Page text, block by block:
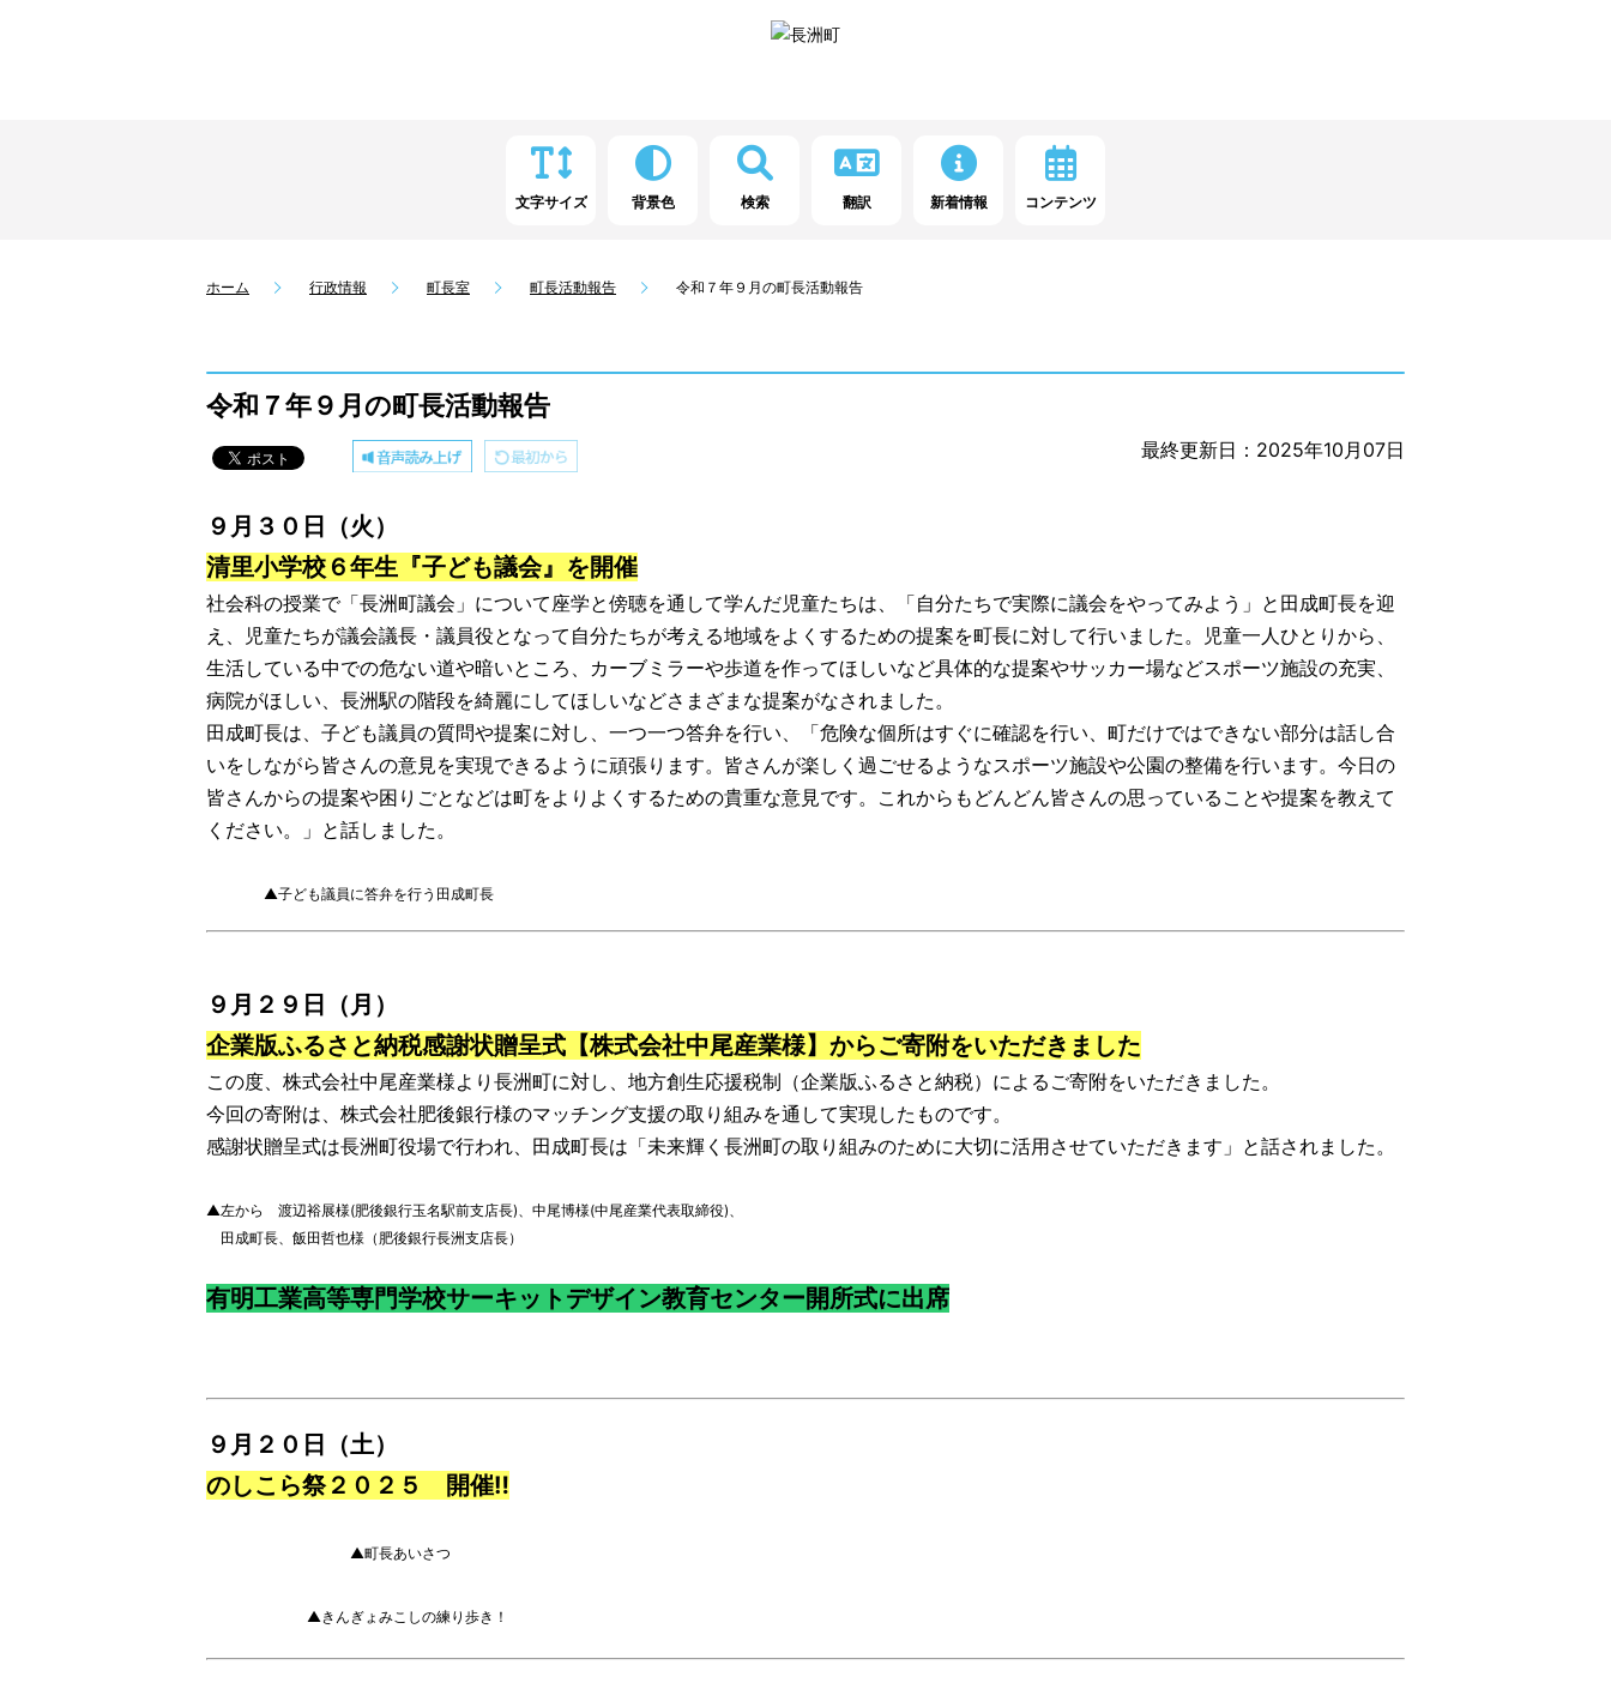
文字サイズ 背景色 検索 翻訳 新着情報 コンテンツ
ホーム 行政情報 町長室 町長活動報告 令和７年９月の町長活動報告
令和７年９月の町長活動報告
最終更新日：2025年10月07日
９月３０日（火）
清里小学校６年生『子ども議会』を開催
社会科の授業で「長洲町議会」について座学と傍聴を通して学んだ児童たちは、「自分たちで実際に議会をやってみよう」と田成町長を迎
え、児童たちが議会議長・議員役となって自分たちが考える地域をよくするための提案を町長に対して行いました。児童一人ひとりから、
生活している中での危ない道や暗いところ、カーブミラーや歩道を作ってほしいなど具体的な提案やサッカー場などスポーツ施設の充実、
病院がほしい、長洲駅の階段を綺麗にしてほしいなどさまざまな提案がなされました。
田成町長は、子ども議員の質問や提案に対し、一つ一つ答弁を行い、「危険な個所はすぐに確認を行い、町だけではできない部分は話し合
いをしながら皆さんの意見を実現できるように頑張ります。皆さんが楽しく過ごせるようなスポーツ施設や公園の整備を行います。今日の
皆さんからの提案や困りごとなどは町をよりよくするための貴重な意見です。これからもどんどん皆さんの思っていることや提案を教えて
ください。」と話しました。
▲子ども議員に答弁を行う田成町長
９月２９日（月）
企業版ふるさと納税感謝状贈呈式【株式会社中尾産業様】からご寄附をいただきました
この度、株式会社中尾産業様より長洲町に対し、地方創生応援税制（企業版ふるさと納税）によるご寄附をいただきました。
今回の寄附は、株式会社肥後銀行様のマッチング支援の取り組みを通して実現したものです。
感謝状贈呈式は長洲町役場で行われ、田成町長は「未来輝く長洲町の取り組みのために大切に活用させていただきます」と話されました。
▲左から 渡辺裕展様(肥後銀行玉名駅前支店長)、中尾博様(中尾産業代表取締役)、
田成町長、飯田哲也様（肥後銀行長洲支店長）
有明工業高等専門学校サーキットデザイン教育センター開所式に出席
９月２０日（土）
のしこら祭２０２５ 開催‼
▲町長あいさつ
▲きんぎょみこしの練り歩き！